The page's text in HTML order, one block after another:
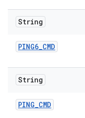
String
PING6_CMD
String
PING_CMD